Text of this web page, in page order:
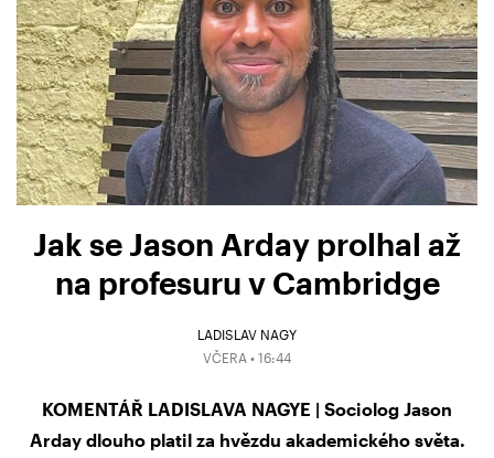
Jak se Jason Arday prolhal až
na profesuru v Cambridge
LADISLAV NAGY
VČERA • 16:44
KOMENTÁŘ LADISLAVA NAGYE | Sociolog Jason
Arday dlouho platil za hvězdu akademického světa.